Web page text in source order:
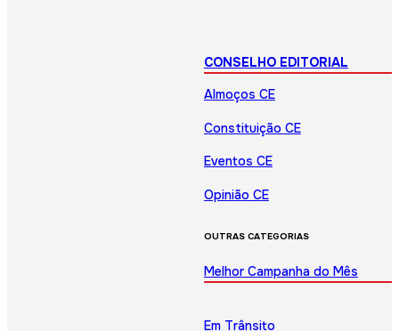
CONSELHO EDITORIAL
Almoços CE
Constituição CE
Eventos CE
Opinião CE
OUTRAS CATEGORIAS
Melhor Campanha do Mês
Em Trânsito